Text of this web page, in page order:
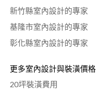
新竹縣室內設計的專家
基隆市室內設計的專家
彰化縣室內設計的專家
更多室內設計與裝潢價格
20坪裝潢費用